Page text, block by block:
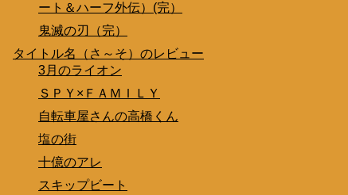
ート＆ハーフ外伝）(完）
鬼滅の刃（完）
タイトル名（さ～そ）のレビュー
3月のライオン
ＳＰＹ×ＦＡＭＩＬＹ
自転車屋さんの高橋くん
塩の街
十億のアレ
スキップビート